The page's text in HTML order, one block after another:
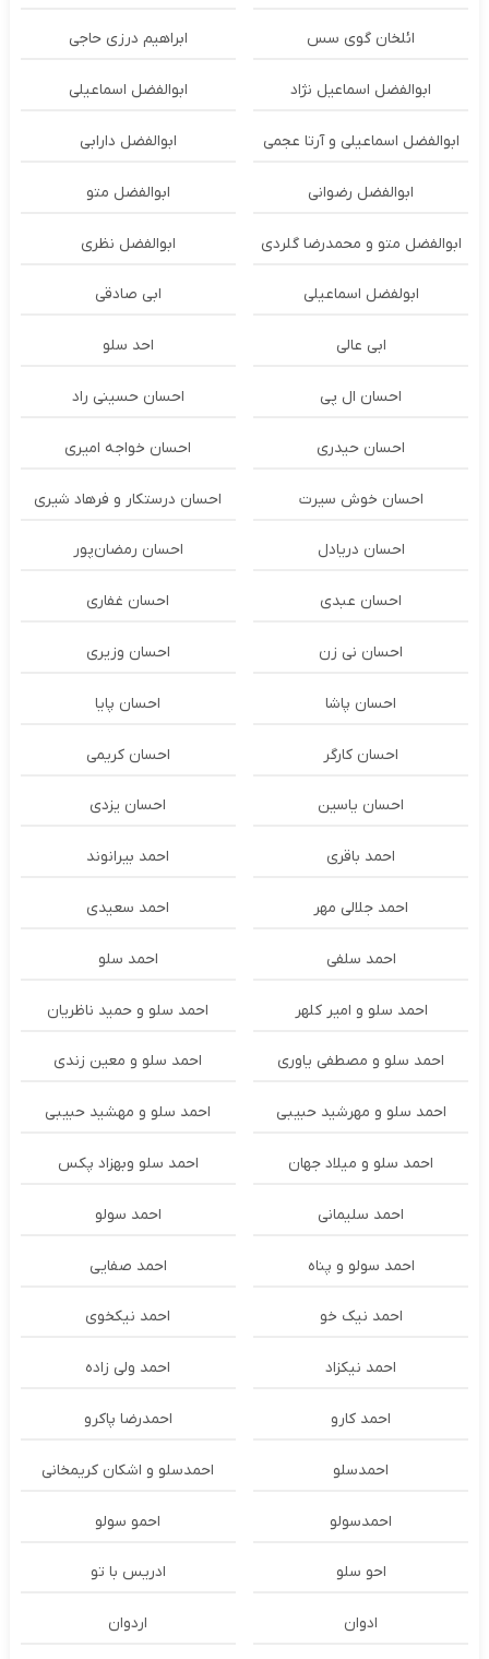
ائلخان گوی سس ابراهیم درزی حاجی
ابوالفضل اسماعیل نژاد ابوالفضل اسماعیلی
ابوالفضل اسماعیلی و آرتا عجمی ابوالفضل دارابی
ابوالفضل رضوانی ابوالفضل متو
ابوالفضل متو و محمدرضا گلردی ابوالفضل نظری
ابولفضل اسماعیلی ابی صادقی
ابی عالی احد سلو
احسان ال پی احسان حسینی راد
احسان حیدری احسان خواجه امیری
احسان خوش سیرت احسان درستكار و فرهاد شيرى
احسان دریادل احسان رمضان‌پور
احسان عبدی احسان غفاری
احسان نی زن احسان وزیری
احسان پاشا احسان پایا
احسان کارگر احسان کریمی
احسان یاسین احسان یزدی
احمد باقری احمد بیرانوند
احمد جلالی مهر احمد سعیدی
احمد سلفی احمد سلو
احمد سلو و امیر کلهر احمد سلو و حمید ناظریان
احمد سلو و مصطفی یاوری احمد سلو و معین زندی
احمد سلو و مهرشید حبیبی احمد سلو و مهشید حبیبی
احمد سلو و میلاد جهان احمد سلو وبهزاد پکس
احمد سلیمانی احمد سولو
احمد سولو و پناه احمد صفایی
احمد نیک خو احمد نیکخوی
احمد نیکزاد احمد ولی زاده
احمد کارو احمدرضا پاکرو
احمدسلو احمدسلو و اشکان کریمخانی
احمدسولو احمو سولو
احو سلو ادریس با تو
ادوان اردوان